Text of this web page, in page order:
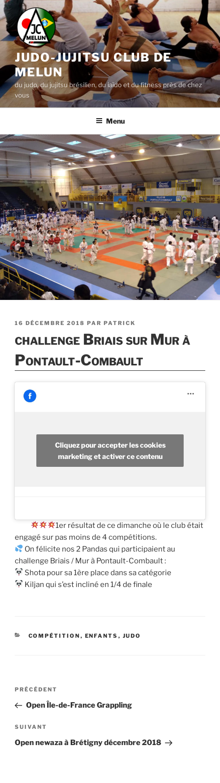
Aller
au
contenu
principal
JUDO-JUJITSU CLUB DE
MELUN
du judo, du jujitsu brésilien, du iaïdo et du fitness près de chez
vous
Menu
PUBLIÉ
16 DÉCEMBRE 2018 PAR PATRICK
challenge Briais sur Mur à
Pontault-Combault
Cliquez pour accepter les cookies
marketing et activer ce contenu
1er résultat de ce dimanche où le club était
engagé sur pas moins de 4 compétitions.
On félicite nos 2 Pandas qui participaient au
challenge Briais / Mur à Pontault-Combault :
Shota pour sa 1ère place dans sa catégorie
Kiljan qui s’est incliné en 1/4 de finale
CATÉGORIES
COMPÉTITION , ENFANTS , JUDO
Navigation
l’article
Article
précédent
PRÉCÉDENT
Open Île-de-France Grappling
Article
suivant
SUIVANT
Open newaza à Brétigny décembre 2018